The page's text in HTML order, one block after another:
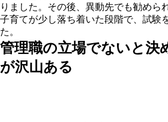
りました。その後、異動先でも勧めら
子育てが少し落ち着いた段階で、試験
た。
管理職の立場でないと決
が沢山ある